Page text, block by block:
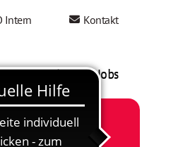
Intern Kontakt
Mein AWO Jobs